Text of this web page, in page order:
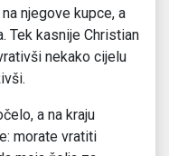
njegove kupce, a
Tek kasnije Christian
nekako cijelu
a na kraju
morate vratiti